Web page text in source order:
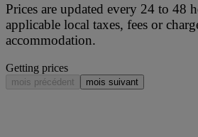
Prices are updated every 24 to 48
applicable local taxes, fees or
accommodation.
Getting prices
mois précédent mois suivant